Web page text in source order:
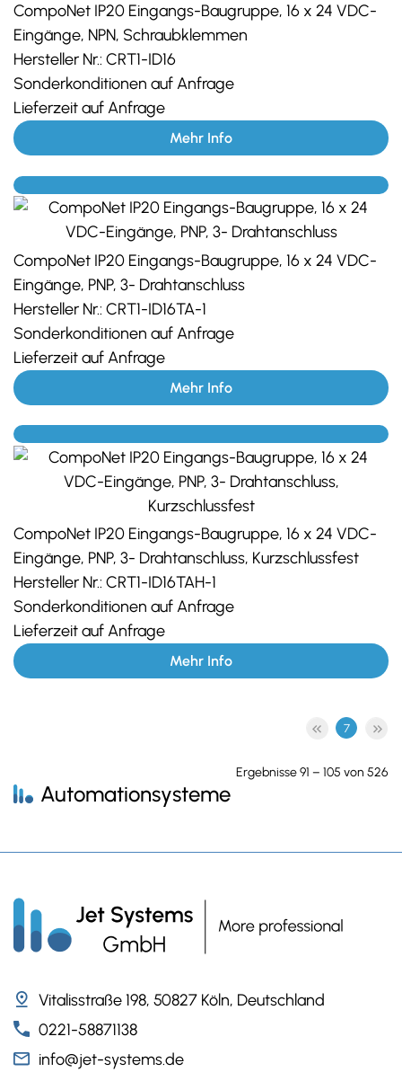
CompoNet IP20 Eingangs-Baugruppe, 16 x 24 VDC-
Eingänge, NPN, Schraubklemmen
Hersteller Nr.: CRT1-ID16
Sonderkonditionen auf Anfrage
Lieferzeit auf Anfrage
Mehr Info
CompoNet IP20 Eingangs-Baugruppe, 16 x 24 VDC-
Eingänge, PNP, 3- Drahtanschluss
Hersteller Nr.: CRT1-ID16TA-1
Sonderkonditionen auf Anfrage
Lieferzeit auf Anfrage
Mehr Info
CompoNet IP20 Eingangs-Baugruppe, 16 x 24 VDC-
Eingänge, PNP, 3- Drahtanschluss, Kurzschlussfest
Hersteller Nr.: CRT1-ID16TAH-1
Sonderkonditionen auf Anfrage
Lieferzeit auf Anfrage
Mehr Info
7
Ergebnisse 91 – 105 von 526
Automationsysteme
Vitalisstraße 198, 50827 Köln, Deutschland
0221-58871138
info@jet-systems.de